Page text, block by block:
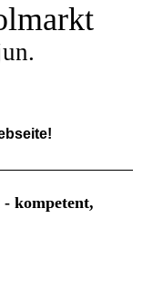
kompetent,